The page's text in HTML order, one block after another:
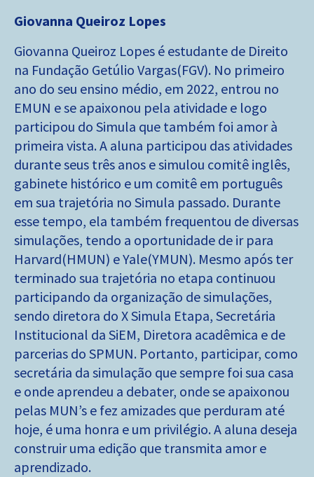
Giovanna Queiroz Lopes
Giovanna Queiroz Lopes é estudante de Direito
na Fundação Getúlio Vargas(FGV). No primeiro
ano do seu ensino médio, em 2022, entrou no
EMUN e se apaixonou pela atividade e logo
participou do Simula que também foi amor à
primeira vista. A aluna participou das atividades
durante seus três anos e simulou comitê inglês,
gabinete histórico e um comitê em português
em sua trajetória no Simula passado. Durante
esse tempo, ela também frequentou de diversas
simulações, tendo a oportunidade de ir para
Harvard(HMUN) e Yale(YMUN). Mesmo após ter
terminado sua trajetória no etapa continuou
participando da organização de simulações,
sendo diretora do X Simula Etapa, Secretária
Institucional da SiEM, Diretora acadêmica e de
parcerias do SPMUN. Portanto, participar, como
secretária da simulação que sempre foi sua casa
e onde aprendeu a debater, onde se apaixonou
pelas MUN’s e fez amizades que perduram até
hoje, é uma honra e um privilégio. A aluna deseja
construir uma edição que transmita amor e
aprendizado.